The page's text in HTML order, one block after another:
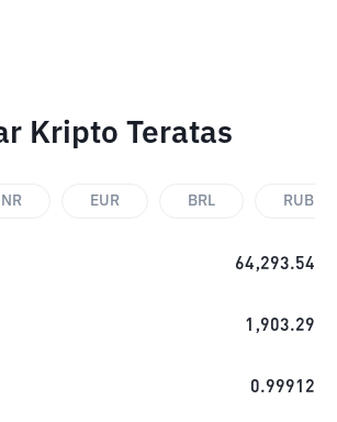
Kripto Teratas
EUR BRL RUB
64,293.54
1,903.29
0.99912